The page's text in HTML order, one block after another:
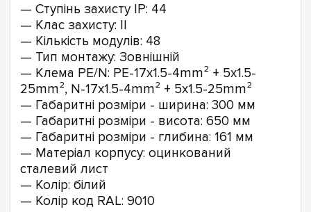
— Ступінь захисту IP: 44
— Клас захисту: II
— Кількість модулів: 48
— Тип монтажу: Зовнішній
— Клема PE/N: PE-17x1.5-4mm² + 5x1.5-
25mm², N-17x1.5-4mm² + 5x1.5-25mm²
— Габаритні розміри - ширина: 300 мм
— Габаритні розміри - висота: 650 мм
— Габаритні розміри - глибина: 161 мм
— Матеріал корпусу: оцинкований
сталевий лист
— Колір: білий
— Колір код RAL: 9010